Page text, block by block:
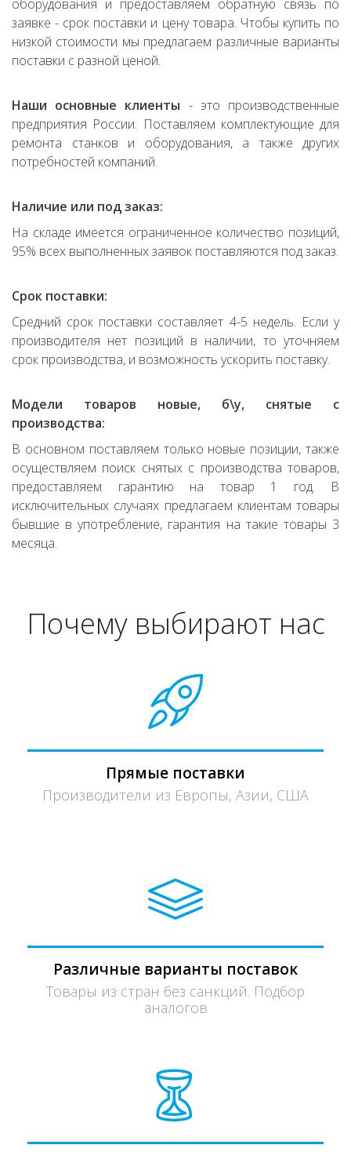
оборудования и предоставляем обратную связь по
заявке - срок поставки и цену товара. Чтобы купить по
низкой стоимости мы предлагаем различные варианты
поставки с разной ценой.
Наши основные клиенты - это производственные
предприятия России. Поставляем комплектующие для
ремонта станков и оборудования, а также других
потребностей компаний.
Наличие или под заказ:
На складе имеется ограниченное количество позиций,
95% всех выполненных заявок поставляются под заказ.
Срок поставки:
Средний срок поставки составляет 4-5 недель. Если у
производителя нет позиций в наличии, то уточняем
срок производства, и возможность ускорить поставку.
Модели товаров новые, б\у, снятые с
производства:
В основном поставляем только новые позиции, также
осуществляем поиск снятых с производства товаров,
предоставляем гарантию на товар 1 год. В
исключительных случаях предлагаем клиентам товары
бывшие в употребление, гарантия на такие товары 3
месяца.
Почему выбирают нас
Прямые поставки
Производители из Европы, Азии, США
Различные варианты поставок
Товары из стран без санкций. Подбор
аналогов